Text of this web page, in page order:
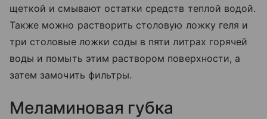
щеткой и смывают остатки средств теплой водой.
Также можно растворить столовую ложку геля и
три столовые ложки соды в пяти литрах горячей
воды и помыть этим раствором поверхности, а
затем замочить фильтры.
Меламиновая губка